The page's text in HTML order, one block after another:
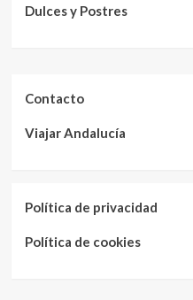
Dulces y Postres
Contacto
Viajar Andalucía
Política de privacidad
Política de cookies